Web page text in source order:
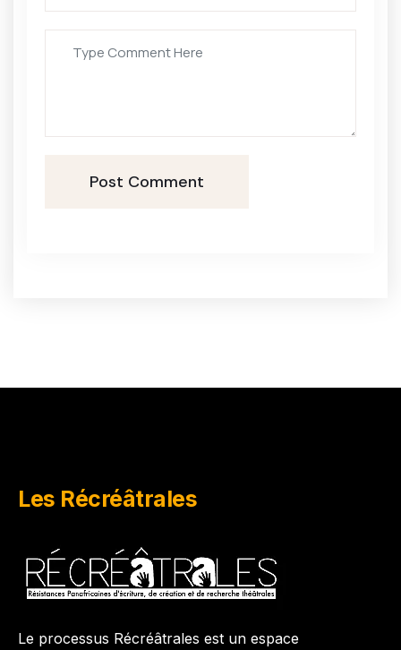
Post Comment
Les Récréâtrales
Le processus Récréâtrales est un espace